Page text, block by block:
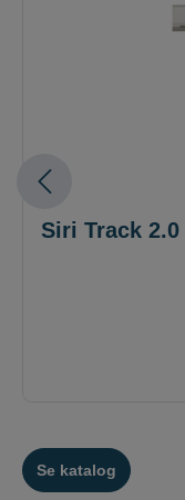
Siri Track 2.0
Se katalog